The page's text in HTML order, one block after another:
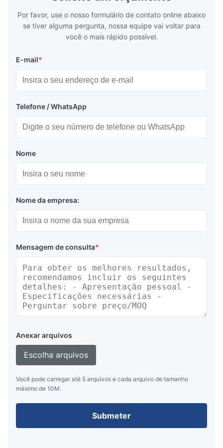
Por favor, use o nosso formulário de contato online abaixo
se tiver alguma pergunta, nossa equipe vai voltar para
você o mais rápido possível.
E-mail*
Telefone / WhatsApp
Nome
Nome da empresa:
Mensagem de consulta*
Anexar arquivos
Escolha arquivos
Você pode carregar até 5 arquivos e cada arquivo de tamanho
máximo de 10M.
Submeter